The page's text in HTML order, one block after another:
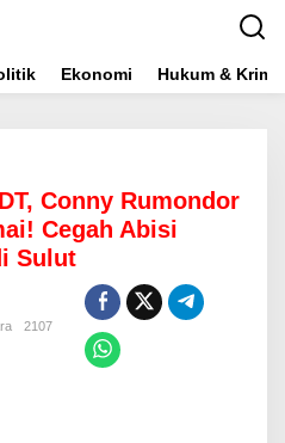
Ekonomi Hukum &
Conny Rumondor
Cegah Abisi
Sulut
2107